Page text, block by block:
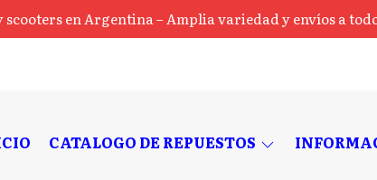
scooters en Argentina – Amplia variedad y envíos a
CATALOGO DE REPUESTOS